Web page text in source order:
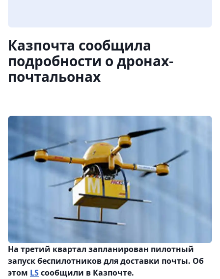
Казпочта сообщила
подробности о дронах-
почтальонах
На третий квартал запланирован пилотный
запуск беспилотников для доставки почты. Об
этом LSсообщили в Казпочте.